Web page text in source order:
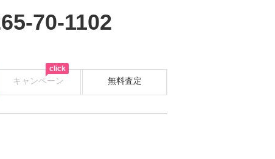
70-1102
キャンペーン 無料査定
click